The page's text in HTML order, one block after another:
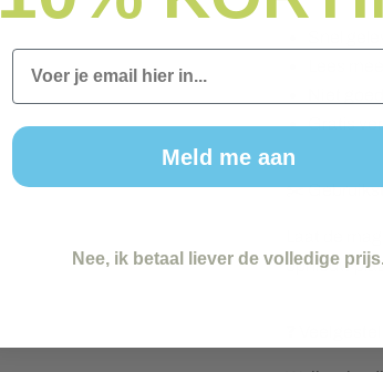
Snel
Lees
Niet
Gratis
✂️
Laat de
opnieuw
Email
Meld me aan
Nee, ik betaal liever de volledige